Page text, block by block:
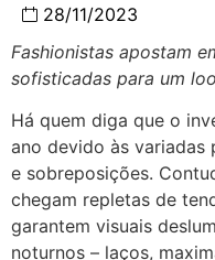
28/11/2023
Fashionistas apostam
sofisticadas para um
Há quem diga que o
ano devido às variadas
e sobreposições.
chegam repletas de
garantem visuais
noturnos – laços,